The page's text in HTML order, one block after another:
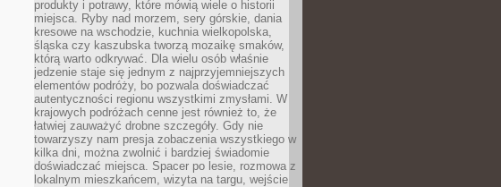
produkty i potrawy, które mówią wiele o historii
miejsca. Ryby nad morzem, sery górskie, dania
kresowe na wschodzie, kuchnia wielkopolska,
śląska czy kaszubska tworzą mozaikę smaków,
którą warto odkrywać. Dla wielu osób właśnie
jedzenie staje się jednym z najprzyjemniejszych
elementów podróży, bo pozwala doświadczać
autentyczności regionu wszystkimi zmysłami. W
krajowych podróżach cenne jest również to, że
łatwiej zauważyć drobne szczegóły. Gdy nie
towarzyszy nam presja zobaczenia wszystkiego w
kilka dni, można zwolnić i bardziej świadomie
doświadczać miejsca. Spacer po lesie, rozmowa z
lokalnym mieszkańcem, wizyta na targu, wejście